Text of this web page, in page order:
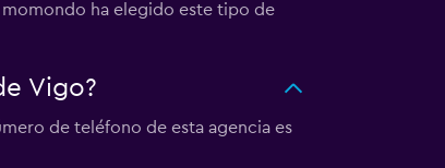
ha elegido este tipo de
Vigo?
de teléfono de esta agencia es